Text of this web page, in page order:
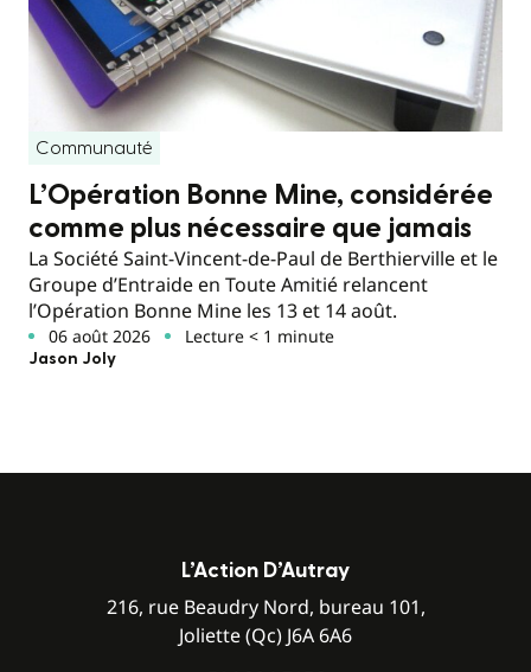
Communauté
L’Opération Bonne Mine, considérée
comme plus nécessaire que jamais
La Société Saint-Vincent-de-Paul de Berthierville et le
Groupe d’Entraide en Toute Amitié relancent
l’Opération Bonne Mine les 13 et 14 août.
06 août 2026 Lecture < 1 minute
Jason Joly
L’Action D’Autray
216, rue Beaudry Nord, bureau 101,
Joliette (Qc) J6A 6A6